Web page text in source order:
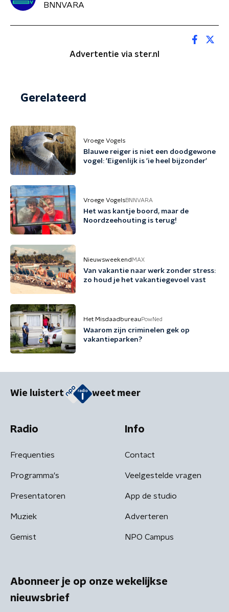
BNNVARA
Advertentie via ster.nl
Gerelateerd
Vroege Vogels
Blauwe reiger is niet een doodgewone
vogel: 'Eigenlijk is 'ie heel bijzonder'
Vroege VogelsBNNVARA
Het was kantje boord, maar de
Noordzeehouting is terug!
Nieuwsweekend MAX
Van vakantie naar werk zonder stress:
zo houd je het vakantiegevoel vast
Het Misdaadbureau PowNed
Waarom zijn criminelen gek op
vakantieparken?
Wie luistert weet meer
Radio
Frequenties
Programma's
Presentatoren
Muziek
Gemist
Info
Contact
Veelgestelde vragen
App de studio
Adverteren
NPO Campus
Abonneer je op onze wekelijkse
nieuwsbrief